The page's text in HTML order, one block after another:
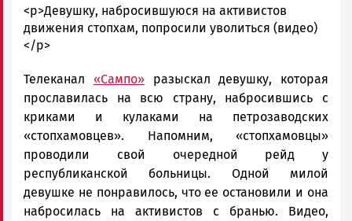
admintimur
Новости
Петрозаводска
Карелии
|
Петрозаводск
ГОВОРИТ
<p>Девушку, набросившуюся на активистов
движения стопхам, попросили уволиться (видео)
</p>
Телеканал «Сампо»разыскал девушку, которая
прославилась на всю страну, набросившись с
криками и кулаками на петрозаводских
«стопхамовцев». Напомним, «стопхамовцы»
проводили свой очередной рейд у
республиканской больницы. Одной милой
девушке не понравилось, что ее остановили и она
набросилась на активистов с бранью. Видео,